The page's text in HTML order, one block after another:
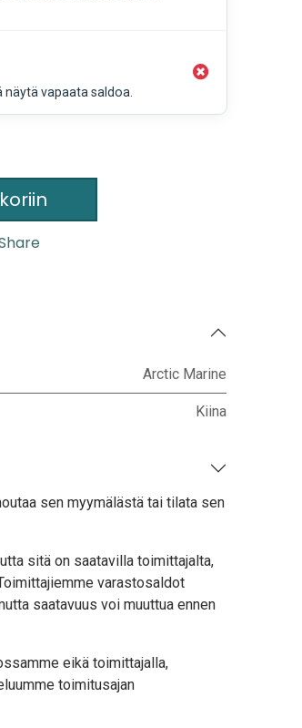
vapaata saldoa.
Arctic Marine
Kiina
sen myymälästä tai tilata sen
sitä on saatavilla toimittajalta,
varastosaldot
saatavuus voi muuttua ennen
eikä toimittajalla,
toimitusajan